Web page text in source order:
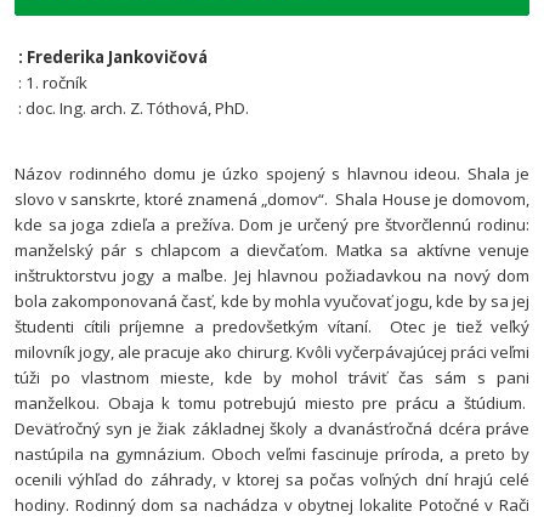
: Frederika Jankovičová
: 1. ročník
: doc. Ing. arch. Z. Tóthová, PhD.
Názov rodinného domu je úzko spojený s hlavnou ideou. Shala je
slovo v sanskrte, ktoré znamená „domov“. Shala House je domovom,
kde sa joga zdieľa a prežíva.Dom je určený pre štvorčlennú rodinu:
manželský pár s chlapcom a dievčaťom. Matka sa aktívne venuje
inštruktorstvu jogy a maľbe. Jej hlavnou požiadavkou na nový dom
bola zakomponovaná časť, kde by mohla vyučovať jogu, kde by sa jej
študenti cítili príjemne a predovšetkým vítaní. Otec je tiež veľký
milovník jogy, ale pracuje ako chirurg. Kvôli vyčerpávajúcej práci veľmi
túži po vlastnom mieste, kde by mohol tráviť čas sám s pani
manželkou. Obaja k tomu potrebujú miesto pre prácu a štúdium.
Deväťročný syn je žiak základnej školy a dvanásťročná dcéra práve
nastúpila na gymnázium. Oboch veľmi fascinuje príroda, a preto by
ocenili výhľad do záhrady, v ktorej sa počas voľných dní hrajú celé
hodiny. Rodinný dom sa nachádza v obytnej lokalite Potočné v Rači